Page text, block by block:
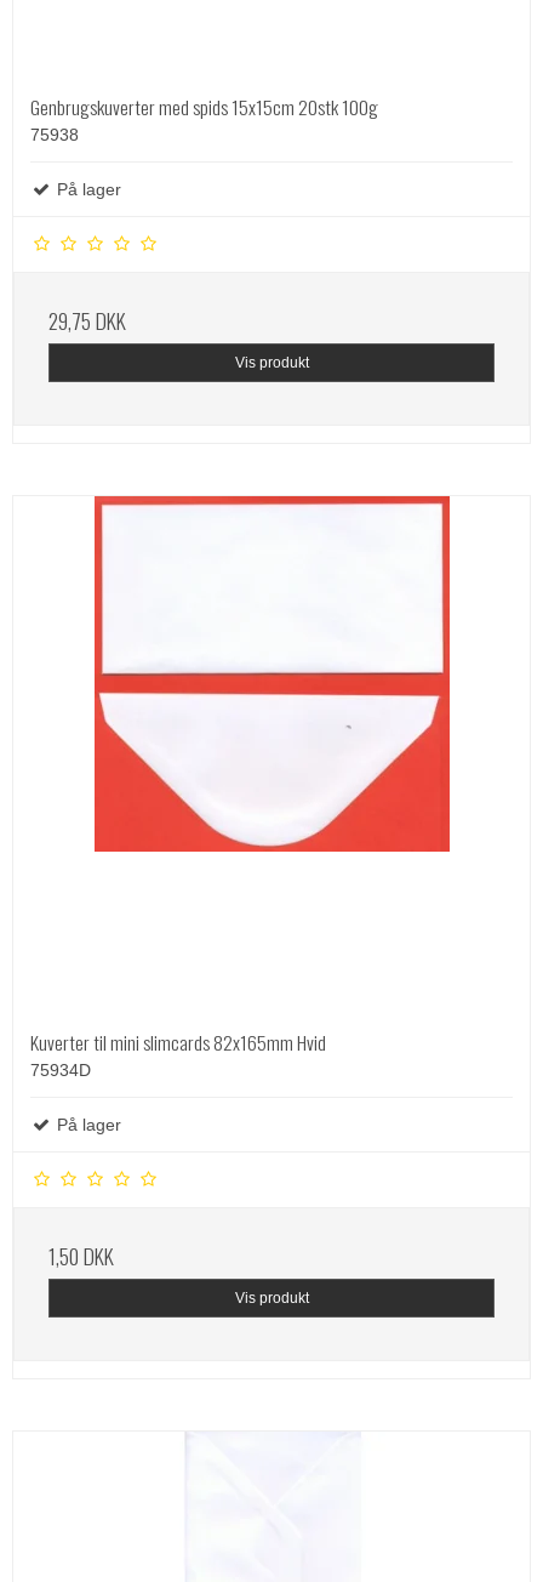
Genbrugskuverter med spids 15x15cm 20stk 100g
75938
På lager
29,75 DKK
Vis produkt
Kuverter til mini slimcards 82x165mm Hvid
75934D
På lager
1,50 DKK
Vis produkt